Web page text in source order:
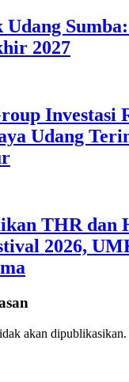
Udang
2027
Investasi
Udang
THR dan
2026,
akan dipublikasikan.